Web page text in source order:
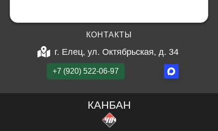
КОНТАКТЫ
г. Елец, ул. Октябрьская, д. 34
+7 (920) 522-06-97
КАНБАН